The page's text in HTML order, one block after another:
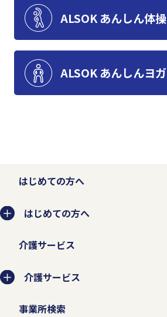
ALSOKあんしん体操
ALSOKあんしんヨガ
はじめての方へ
はじめての方へ
介護サービス
介護サービス
事業所検索